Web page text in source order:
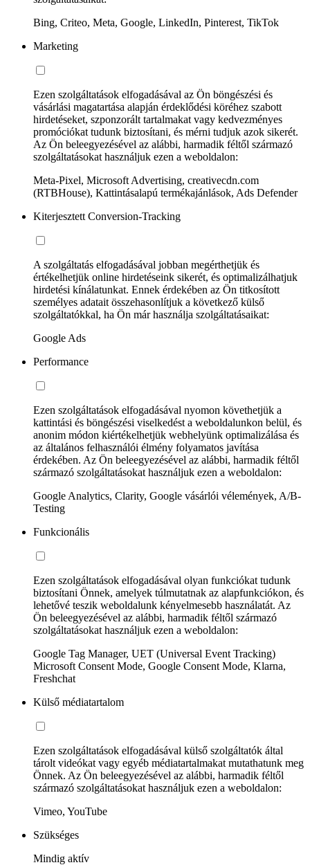
Bing, Criteo, Meta, Google, LinkedIn, Pinterest, TikTok
Marketing
Ezen szolgáltatások elfogadásával az Ön böngészési és
vásárlási magatartása alapján érdeklődési köréhez szabott
hirdetéseket, szponzorált tartalmakat vagy kedvezményes
promóciókat tudunk biztosítani, és mérni tudjuk azok sikerét.
Az Ön beleegyezésével az alábbi, harmadik féltől származó
szolgáltatásokat használjuk ezen a weboldalon:
Meta-Pixel, Microsoft Advertising, creativecdn.com
(RTBHouse), Kattintásalapú termékajánlások, Ads Defender
Kiterjesztett Conversion-Tracking
A szolgáltatás elfogadásával jobban megérthetjük és
értékelhetjük online hirdetéseink sikerét, és optimalizálhatjuk
hirdetési kínálatunkat. Ennek érdekében az Ön titkosított
személyes adatait összehasonlítjuk a következő külső
szolgáltatókkal, ha Ön már használja szolgáltatásaikat:
Google Ads
Performance
Ezen szolgáltatások elfogadásával nyomon követhetjük a
kattintási és böngészési viselkedést a weboldalunkon belül, és
anonim módon kiértékelhetjük webhelyünk optimalizálása és
az általános felhasználói élmény folyamatos javítása
érdekében. Az Ön beleegyezésével az alábbi, harmadik féltől
származó szolgáltatásokat használjuk ezen a weboldalon:
Google Analytics, Clarity, Google vásárlói vélemények, A/B-
Testing
Funkcionális
Ezen szolgáltatások elfogadásával olyan funkciókat tudunk
biztosítani Önnek, amelyek túlmutatnak az alapfunkciókon, és
lehetővé teszik weboldalunk kényelmesebb használatát. Az
Ön beleegyezésével az alábbi, harmadik féltől származó
szolgáltatásokat használjuk ezen a weboldalon:
Google Tag Manager, UET (Universal Event Tracking)
Microsoft Consent Mode, Google Consent Mode, Klarna,
Freshchat
Külső médiatartalom
Ezen szolgáltatások elfogadásával külső szolgáltatók által
tárolt videókat vagy egyéb médiatartalmakat mutathatunk meg
Önnek. Az Ön beleegyezésével az alábbi, harmadik féltől
származó szolgáltatásokat használjuk ezen a weboldalon:
Vimeo, YouTube
Szükséges
Mindig aktív